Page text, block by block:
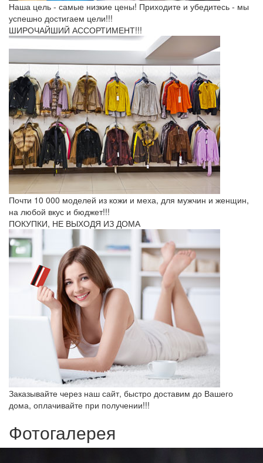
Наша цель - самые низкие цены! Приходите и убедитесь - мы
успешно достигаем цели!!!
ШИРОЧАЙШИЙ АССОРТИМЕНТ!!!
Почти 10 000 моделей из кожи и меха, для мужчин и женщин,
на любой вкус и бюджет!!!
ПОКУПКИ, НЕ ВЫХОДЯ ИЗ ДОМА
Заказывайте через наш сайт, быстро доставим до Вашего
дома, оплачивайте при получении!!!
Фотогалерея